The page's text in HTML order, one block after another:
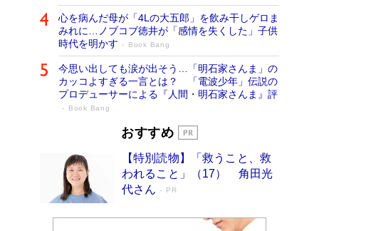
心を病んだ母が「4Lの大五郎」を飲み干しゲロま
みれに…ノブコブ徳井が「感情を失くした」子供
時代を明かす
Book Bang
今思い出しても涙が出そう…「明石家さんま」の
カッコよすぎる一言とは？ 「電波少年」伝説の
プロデューサーによる『人間・明石家さんま』評
Book Bang
「宇宙兄弟」最終46巻がベストセラー1
物語に幕 特装版には「宇宙で描かれたマ
ンガ」も収録
Book Bang
美輪明宏 晩年の回答を集めた『ほほえんで生き
おすすめ
【特別読物】「救うこと、救
われること」（17） 角田光
代さん
PR